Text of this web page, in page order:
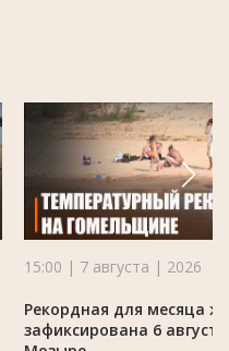
15:00 | 7 августа | 2026
Рекордная для месяца
зафиксирована 6